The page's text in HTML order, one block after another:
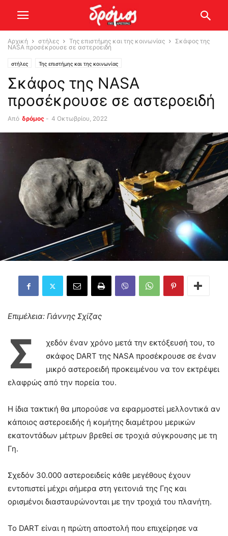
Αρχική στήλες Της επιστήμης και της κοινωνίας
Σκάφος της
NASA προσέκρουσε σε αστεροειδή
στήλες Της επιστήμης και της κοινωνίας
Σκάφος της NASA
προσέκρουσε σε αστεροειδή
Από δρόμος - 4 Οκτωβρίου, 2022
Επιμέλεια: Γιάννης Σχίζας
Σ
χεδόν έναν χρόνο μετά την εκτόξευσή του, το
σκάφος DART της NASA προσέκρουσε σε έναν
μικρό αστεροειδή προκειμένου να τον εκτρέψει
ελαφρώς από την πορεία του.
Η ίδια τακτική θα μπορούσε να εφαρμοστεί μελλοντικά αν
κάποιος αστεροειδής ή κομήτης διαμέτρου μερικών
εκατοντάδων μέτρων βρεθεί σε τροχιά σύγκρουσης με τη
Γη.
Σχεδόν 30.000 αστεροειδείς κάθε μεγέθους έχουν
εντοπιστεί μέχρι σήμερα στη γειτονιά της Γης και
ορισμένοι διασταυρώνονται με την τροχιά του πλανήτη.
Το DART είναι η πρώτη αποστολή που επιχείρησε να